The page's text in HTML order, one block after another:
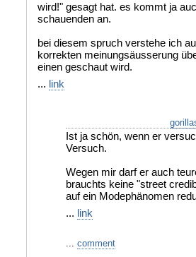
wird!" gesagt hat. es kommt ja
schauenden an.
bei diesem spruch verstehe ich
korrekten meinungsäusserung
einen geschaut wird.
... link
Ist ja schön, wenn er
Versuch.
Wegen mir darf er auch
brauchts keine "street
auf ein Modephänomen
... link
... comment